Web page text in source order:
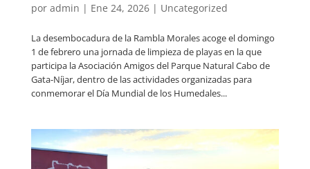
por admin | Ene 24, 2026| Uncategorized
La desembocadura de la Rambla Morales acoge el domingo
1 de febrero una jornada de limpieza de playas en la que
participa la Asociación Amigos del Parque Natural Cabo de
Gata-Níjar, dentro de las actividades organizadas para
conmemorar el Día Mundial de los Humedales...